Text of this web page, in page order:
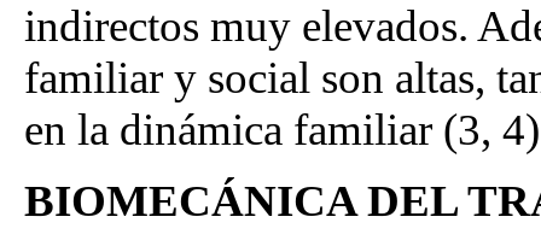
indirectos muy elevados.
familiar y social son altas,
en la dinámica familiar (3,
BIOMECÁNICA DEL